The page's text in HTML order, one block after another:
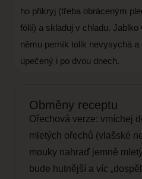
ho přikryj (třeba obráceným
fólií) a skladuj v chladu.
němu perník tolik nevysychá
upečený i po dvou dnech.
Obměny receptu
Ořechová verze: vmíchej
mletých ořechů (vlašské
mouky nahraď jemně
bude hutnější a víc